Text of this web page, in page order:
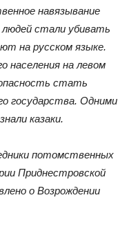
навязывание
людей стали убивать
на русском языке.
населения на левом
стать
государства. Одними
казаки.
потомственных
Приднестровской
о Возрождении